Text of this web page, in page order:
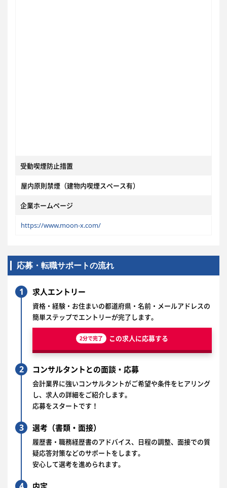
受動喫煙防止措置
屋内原則禁煙（建物内喫煙スペース有）
企業ホームページ
https://www.moon-x.com/
応募・転職サポートの流れ
1 求人エントリー
資格・経験・お住まいの都道府県・名前・メールアドレスの
簡単ステップでエントリーが完了します。
2分で完了 この求人に応募する
2 コンサルタントとの面談・応募
会計業界に強いコンサルタントがご希望や条件をヒアリング
し、求人の詳細をご紹介します。
応募をスタートです！
3 選考（書類・面接）
履歴書・職務経歴書のアドバイス、日程の調整、面接での質
疑応答対策などのサポートをします。
安心して選考を進められます。
内定